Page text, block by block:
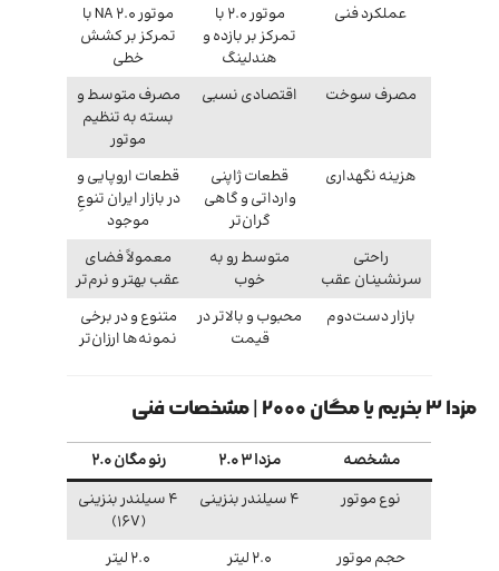
عملکرد فنی
موتور 2.0 با
تمرکز بر بازده و
هندلینگ
موتور 2.0 NA با
تمرکز بر کشش
خطی
مصرف سوخت
اقتصادی نسبی
مصرف متوسط و
بسته به تنظیم
موتور
هزینه نگهداری
قطعات ژاپنی
وارداتی و گاهی
گران‌تر
قطعات اروپایی و
در بازار ایران تنوعِ
موجود
راحتی
سرنشینان عقب
متوسط رو به
خوب
معمولاً فضای
عقب بهتر و نرم‌تر
بازار دست‌دوم
محبوب و بالاتر در
قیمت
متنوع و در برخی
نمونه‌ها ارزان‌تر
مزدا ۳ بخریم یا مگان ۲۰۰۰ | مشخصات فنی
مشخصه مزدا ۳ 2.0
رنو مگان 2.0
نوع موتور
4 سیلندر بنزینی
4 سیلندر بنزینی
(16V)
حجم موتور
2.0 لیتر
2.0 لیتر